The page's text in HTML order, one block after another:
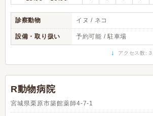
診察動物 イヌ / ネコ
設備・取り扱い 予約可能 / 駐車場
↓ アクセス数:
R動物病院
宮城県栗原市築館薬師4-7-1